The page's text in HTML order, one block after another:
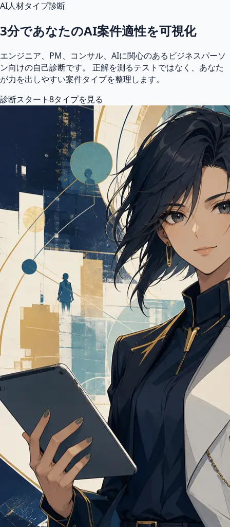
AI人材タイプ診断
3分であなたのAI案件適性を可視化
エンジニア、PM、コンサル、AIに関心のあるビジネスパーソ
ン向けの自己診断です。 正解を測るテストではなく、あなた
が力を出しやすい案件タイプを整理します。
診断スタート8タイプを見る